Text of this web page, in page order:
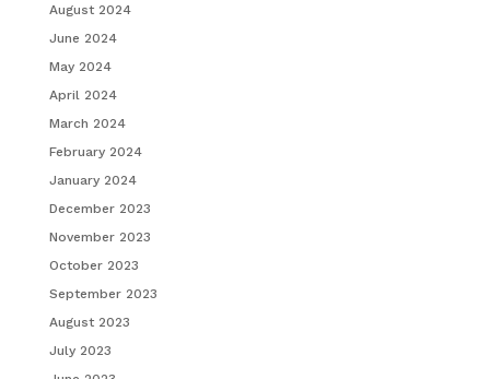
August 2024
June 2024
May 2024
April 2024
March 2024
February 2024
January 2024
December 2023
November 2023
October 2023
September 2023
August 2023
July 2023